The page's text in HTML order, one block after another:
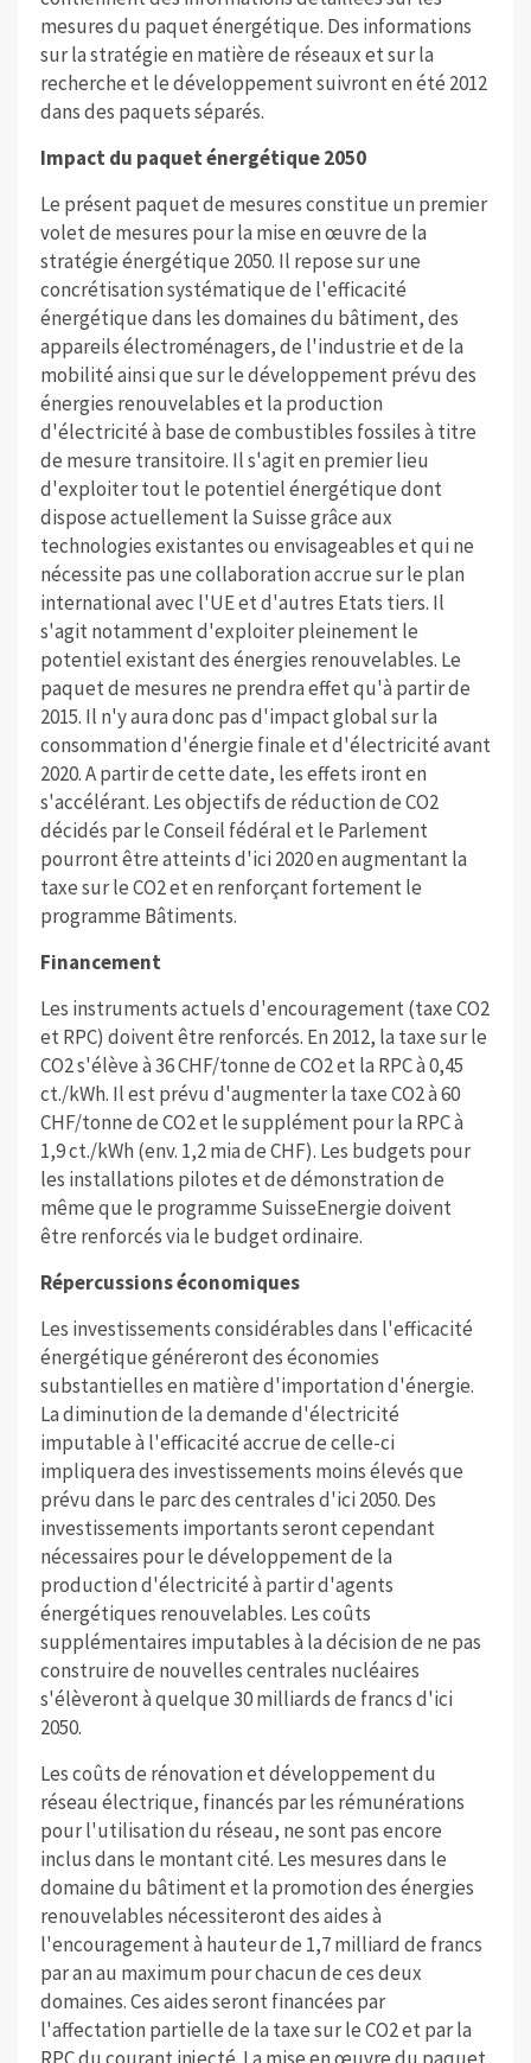
mesures du paquet énergétique. Des informations
sur la stratégie en matière de réseaux et sur la
recherche et le développement suivront en été 2012
dans des paquets séparés.
Impact du paquet énergétique 2050
Le présent paquet de mesures constitue un premier
volet de mesures pour la mise en œuvre de la
stratégie énergétique 2050. Il repose sur une
concrétisation systématique de l'efficacité
énergétique dans les domaines du bâtiment, des
appareils électroménagers, de l'industrie et de la
mobilité ainsi que sur le développement prévu des
énergies renouvelables et la production
d'électricité à base de combustibles fossiles à titre
de mesure transitoire. Il s'agit en premier lieu
d'exploiter tout le potentiel énergétique dont
dispose actuellement la Suisse grâce aux
technologies existantes ou envisageables et qui ne
nécessite pas une collaboration accrue sur le plan
international avec l'UE et d'autres Etats tiers. Il
s'agit notamment d'exploiter pleinement le
potentiel existant des énergies renouvelables. Le
paquet de mesures ne prendra effet qu'à partir de
2015. Il n'y aura donc pas d'impact global sur la
consommation d'énergie finale et d'électricité avant
2020. A partir de cette date, les effets iront en
s'accélérant. Les objectifs de réduction de CO2
décidés par le Conseil fédéral et le Parlement
pourront être atteints d'ici 2020 en augmentant la
taxe sur le CO2 et en renforçant fortement le
programme Bâtiments.
Financement
Les instruments actuels d'encouragement (taxe CO2
et RPC) doivent être renforcés. En 2012, la taxe sur le
CO2 s'élève à 36 CHF/tonne de CO2 et la RPC à 0,45
ct./kWh. Il est prévu d'augmenter la taxe CO2 à 60
CHF/tonne de CO2 et le supplément pour la RPC à
1,9 ct./kWh (env. 1,2 mia de CHF). Les budgets pour
les installations pilotes et de démonstration de
même que le programme SuisseEnergie doivent
être renforcés via le budget ordinaire.
Répercussions économiques
Les investissements considérables dans l'efficacité
énergétique généreront des économies
substantielles en matière d'importation d'énergie.
La diminution de la demande d'électricité
imputable à l'efficacité accrue de celle-ci
impliquera des investissements moins élevés que
prévu dans le parc des centrales d'ici 2050. Des
investissements importants seront cependant
nécessaires pour le développement de la
production d'électricité à partir d'agents
énergétiques renouvelables. Les coûts
supplémentaires imputables à la décision de ne pas
construire de nouvelles centrales nucléaires
s'élèveront à quelque 30 milliards de francs d'ici
2050.
Les coûts de rénovation et développement du
réseau électrique, financés par les rémunérations
pour l'utilisation du réseau, ne sont pas encore
inclus dans le montant cité. Les mesures dans le
domaine du bâtiment et la promotion des énergies
renouvelables nécessiteront des aides à
l'encouragement à hauteur de 1,7 milliard de francs
par an au maximum pour chacun de ces deux
domaines. Ces aides seront financées par
l'affectation partielle de la taxe sur le CO2 et par la